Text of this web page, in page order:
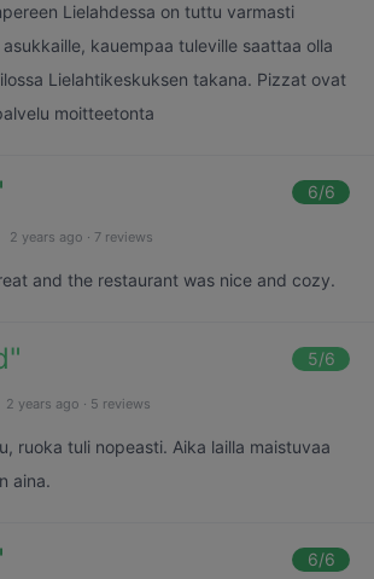
Lielahdessa on tuttu varmasti
asukkaille, kauempaa tuleville saattaa olla
Lielahtikeskuksen takana. Pizzat ovat
moitteetonta
6/6
2 years ago · 7 reviews
and the restaurant was nice and cozy.
" 5/6
2 years ago · 5 reviews
ruoka tuli nopeasti. Aika lailla maistuvaa
aina.
6/6